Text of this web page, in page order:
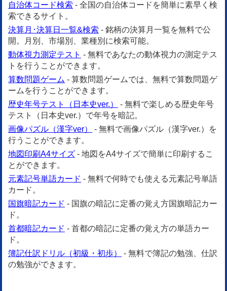
自治体コード検索 - 全国の自治体コードを簡単に素早く検
索できるサイト。
決算月･決算日一覧&検索 - 銘柄の決算月一覧を無料で公
開。月別、市場別、業種別に検索可能。
動体視力測定テスト - 無料であなたの動体視力の測定テス
トを行うことができます。
算数問題ゲーム - 算数問題ゲームでは、無料で算数問題ゲ
ームを行うことができます。
歴史年号テスト（日本史ver.）
- 無料で楽しめる歴史年号
テスト（日本史ver.）で年号を暗記。
画像パズル（漢字ver）
- 無料で画像パズル（漢字ver.）を
行うことができます。
地図印刷A4サイズ - 地図をA4サイズで簡単に印刷するこ
とができます。
元素記号単語カード - 無料で何時でも使える元素記号単語
カード。
国旗暗記カード - 国旗の暗記に定番の覚え方国旗暗記カー
ド。
首都暗記カード - 首都の暗記に定番の覚え方の単語カー
ド。
簿記仕訳ドリル（初級・初歩）
- 無料で簿記の勉強、仕訳
の勉強ができます。